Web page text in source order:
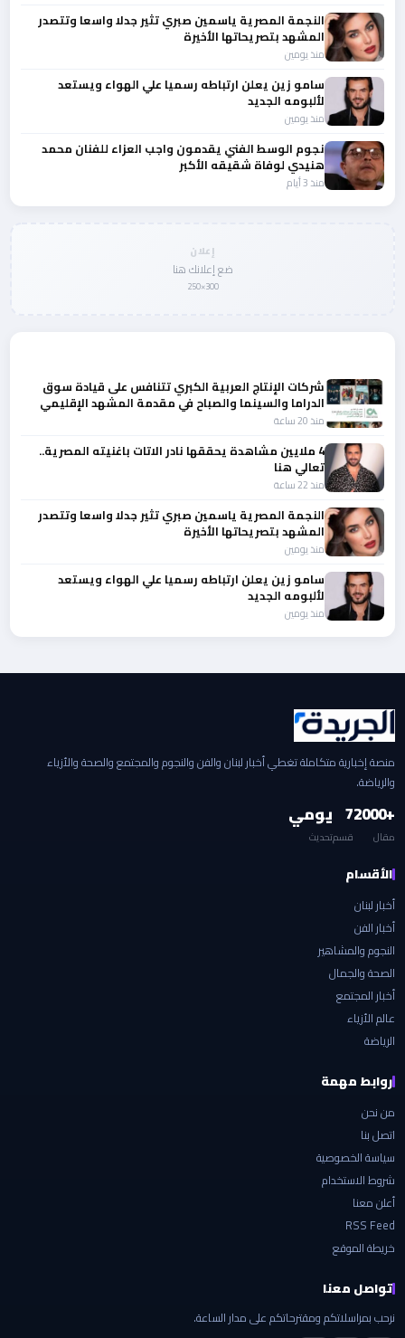
النجمة المصرية ياسمين صبري تثير جدلا واسعا وتتصدر
المشهد بتصريحاتها الأخيرة
منذ يومين
سامو زين يعلن ارتباطه رسميا علي الهواء ويستعد
لألبومه الجديد
منذ يومين
نجوم الوسط الفني يقدمون واجب العزاء للفنان محمد
هنيدي لوفاة شقيقه الأكبر
منذ 3 أيام
إعلان
ضع إعلانك هنا
300×250
شركات الإنتاج العربية الكبري تتنافس على قيادة سوق
الدراما والسينما والصباح في مقدمة المشهد الإقليمي
منذ 20 ساعة
4 ملايين مشاهدة يحققها نادر الاتات باغنيته المصرية..
تعالي هنا
منذ 22 ساعة
النجمة المصرية ياسمين صبري تثير جدلا واسعا وتتصدر
المشهد بتصريحاتها الأخيرة
منذ يومين
سامو زين يعلن ارتباطه رسميا علي الهواء ويستعد
لألبومه الجديد
منذ يومين
منصة إخبارية متكاملة تغطي أخبار لبنان والفن والنجوم والمجتمع والصحة والأزياء
والرياضة.
+2000
مقال
7
قسم
يومي
تحديث
الأقسام
أخبار لبنان
أخبار الفن
النجوم والمشاهير
الصحة والجمال
أخبار المجتمع
عالم الأزياء
الرياضة
روابط مهمة
من نحن
اتصل بنا
سياسة الخصوصية
شروط الاستخدام
أعلن معنا
RSS Feed
خريطة الموقع
تواصل معنا
نرحب بمراسلاتكم ومقترحاتكم على مدار الساعة.